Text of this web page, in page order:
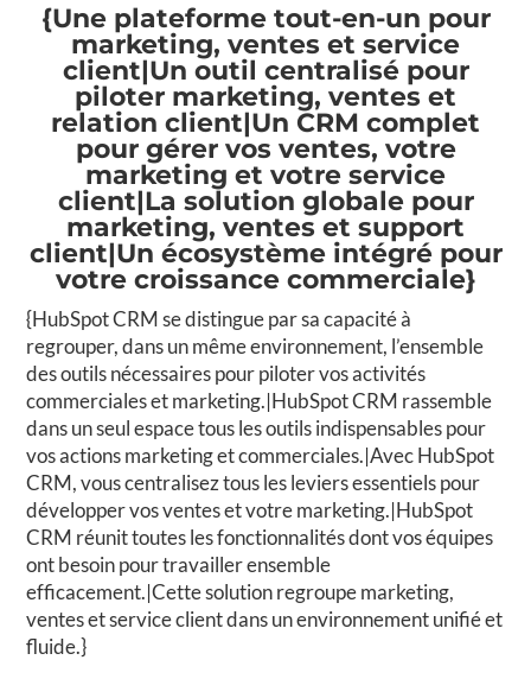
{Une plateforme tout-en-un pour
marketing, ventes et service
client|Un outil centralisé pour
piloter marketing, ventes et
relation client|Un CRM complet
pour gérer vos ventes, votre
marketing et votre service
client|La solution globale pour
marketing, ventes et support
client|Un écosystème intégré pour
votre croissance commerciale}
{HubSpot CRM se distingue par sa capacité à
regrouper, dans un même environnement, l’ensemble
des outils nécessaires pour piloter vos activités
commerciales et marketing.|HubSpot CRM rassemble
dans un seul espace tous les outils indispensables pour
vos actions marketing et commerciales.|Avec HubSpot
CRM, vous centralisez tous les leviers essentiels pour
développer vos ventes et votre marketing.|HubSpot
CRM réunit toutes les fonctionnalités dont vos équipes
ont besoin pour travailler ensemble
efficacement.|Cette solution regroupe marketing,
ventes et service client dans un environnement unifié et
fluide.}